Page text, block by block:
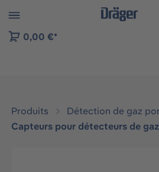
to B2B platform navigation
0,00 €*
Produits
Détection de gaz
Capteurs pour détecteurs de